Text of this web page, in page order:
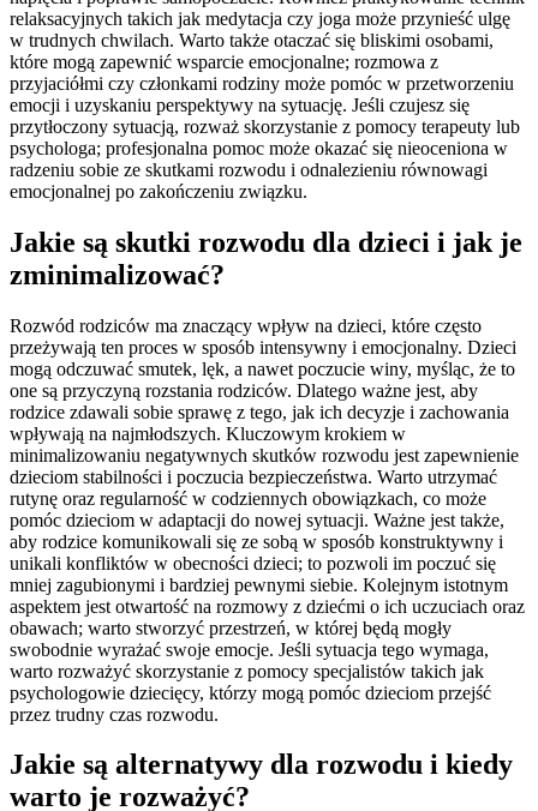
relaksacyjnych takich jak medytacja czy joga może przynieść ulgę
w trudnych chwilach. Warto także otaczać się bliskimi osobami,
które mogą zapewnić wsparcie emocjonalne; rozmowa z
przyjaciółmi czy członkami rodziny może pomóc w przetworzeniu
emocji i uzyskaniu perspektywy na sytuację. Jeśli czujesz się
przytłoczony sytuacją, rozważ skorzystanie z pomocy terapeuty lub
psychologa; profesjonalna pomoc może okazać się nieoceniona w
radzeniu sobie ze skutkami rozwodu i odnalezieniu równowagi
emocjonalnej po zakończeniu związku.
Jakie są skutki rozwodu dla dzieci i jak je
zminimalizować?
Rozwód rodziców ma znaczący wpływ na dzieci, które często
przeżywają ten proces w sposób intensywny i emocjonalny. Dzieci
mogą odczuwać smutek, lęk, a nawet poczucie winy, myśląc, że to
one są przyczyną rozstania rodziców. Dlatego ważne jest, aby
rodzice zdawali sobie sprawę z tego, jak ich decyzje i zachowania
wpływają na najmłodszych. Kluczowym krokiem w
minimalizowaniu negatywnych skutków rozwodu jest zapewnienie
dzieciom stabilności i poczucia bezpieczeństwa. Warto utrzymać
rutynę oraz regularność w codziennych obowiązkach, co może
pomóc dzieciom w adaptacji do nowej sytuacji. Ważne jest także,
aby rodzice komunikowali się ze sobą w sposób konstruktywny i
unikali konfliktów w obecności dzieci; to pozwoli im poczuć się
mniej zagubionymi i bardziej pewnymi siebie. Kolejnym istotnym
aspektem jest otwartość na rozmowy z dziećmi o ich uczuciach oraz
obawach; warto stworzyć przestrzeń, w której będą mogły
swobodnie wyrażać swoje emocje. Jeśli sytuacja tego wymaga,
warto rozważyć skorzystanie z pomocy specjalistów takich jak
psychologowie dziecięcy, którzy mogą pomóc dzieciom przejść
przez trudny czas rozwodu.
Jakie są alternatywy dla rozwodu i kiedy
warto je rozważyć?